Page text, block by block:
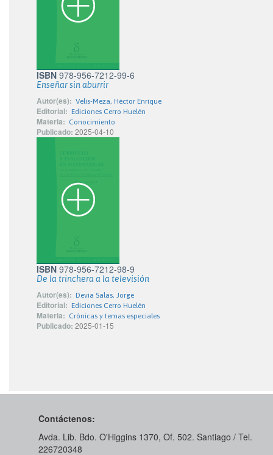
ISBN 978-956-7212-99-6
Enseñar sin aburrir
Autor(es): Velis-Meza, Héctor Enrique
Editorial: Ediciones Cerro Huelén
Materia: Conocimiento
Publicado: 2025-04-10
ISBN 978-956-7212-98-9
De la trinchera a la televisión
Autor(es): Devia Salas, Jorge
Editorial: Ediciones Cerro Huelén
Materia: Crónicas y temas especiales
Publicado: 2025-01-15
Contáctenos:
Avda. Lib. Bdo. O'Higgins 1370, Of. 502. Santiago / Tel.
226720348